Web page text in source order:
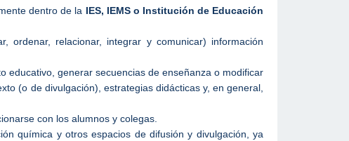
dentro de la IES, IEMS o Institución de Educación
ordenar, relacionar, integrar y comunicar) información
educativo, generar secuencias de enseñanza o modificar
(o de divulgación), estrategias didácticas y, en general,
con los alumnos y colegas.
química y otros espacios de difusión y divulgación, ya